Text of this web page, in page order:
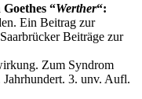
“Werther“:
Ein Beitrag zur
Beiträge zur
Zum Syndrom
3. unv. Aufl.